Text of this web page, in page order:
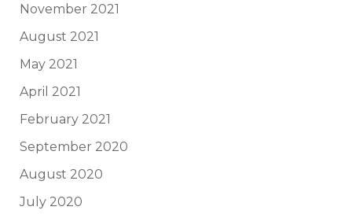
November 2021
August 2021
May 2021
April 2021
February 2021
September 2020
August 2020
July 2020